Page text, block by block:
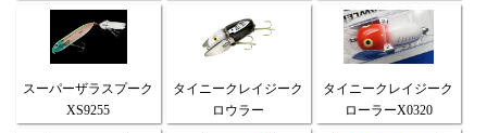
スーパーザラスプーク
XS9255
タイニークレイジーク
ロウラー
タイニークレイジーク
ローラーX0320